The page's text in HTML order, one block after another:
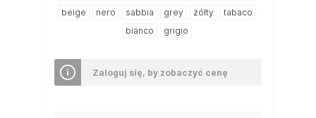
beige
nero sabbia grey żółty
tabaco
bianco
grigio
Zaloguj się, by zobaczyć cenę